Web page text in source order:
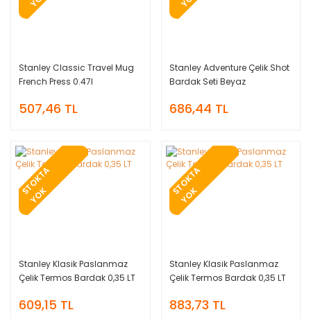
Stanley Classic Travel Mug
French Press 0.47l
507,46 TL
Stanley Adventure Çelik Shot
Bardak Seti Beyaz
686,44 TL
S
T
O
K
T
A
Y
O
K
Stanley Klasik Paslanmaz
Çelik Termos Bardak 0,35 LT
609,15 TL
S
T
O
K
T
A
Y
O
K
Stanley Klasik Paslanmaz
Çelik Termos Bardak 0,35 LT
883,73 TL